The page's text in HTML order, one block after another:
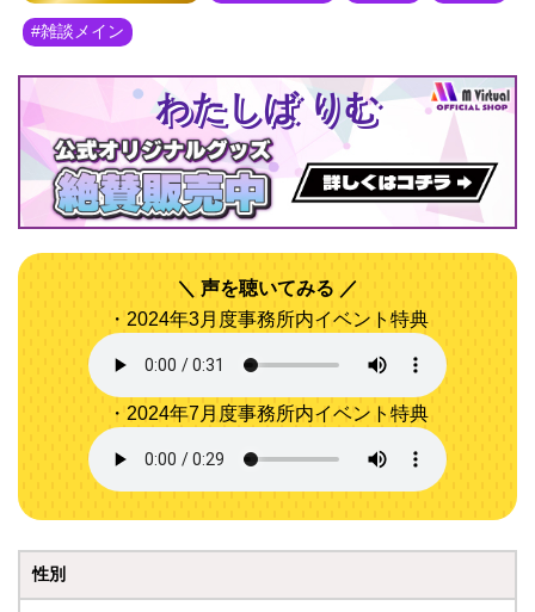
雑談メイン
わたしば りむ
声を聴いてみる
・2024年3月度事務所内イベント特典
・2024年7月度事務所内イベント特典
性別